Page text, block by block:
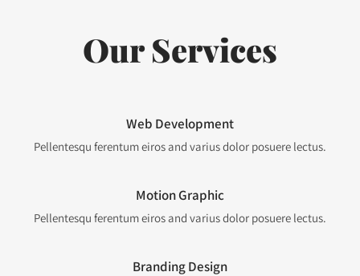
Our Services
Web Development
Pellentesqu ferentum eiros and varius dolor posuere lectus.
Motion Graphic
Pellentesqu ferentum eiros and varius dolor posuere lectus.
Branding Design